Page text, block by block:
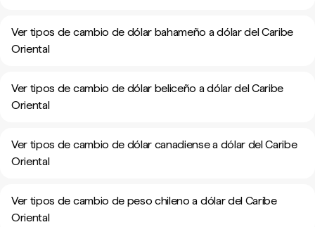
Ver tipos de cambio de dólar bahameño a dólar del Caribe
Oriental
Ver tipos de cambio de dólar beliceño a dólar del Caribe
Oriental
Ver tipos de cambio de dólar canadiense a dólar del Caribe
Oriental
Ver tipos de cambio de peso chileno a dólar del Caribe
Oriental